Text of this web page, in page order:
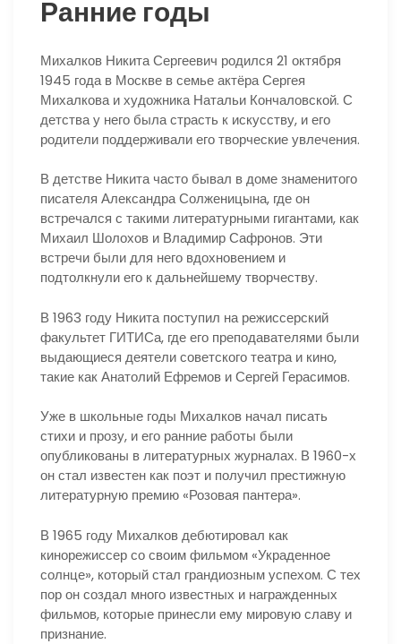
Ранние годы
Михалков Никита Сергеевич родился 21 октября
1945 года в Москве в семье актёра Сергея
Михалкова и художника Натальи Кончаловской. С
детства у него была страсть к искусству, и его
родители поддерживали его творческие увлечения.
В детстве Никита часто бывал в доме знаменитого
писателя Александра Солженицына, где он
встречался с такими литературными гигантами, как
Михаил Шолохов и Владимир Сафронов. Эти
встречи были для него вдохновением и
подтолкнули его к дальнейшему творчеству.
В 1963 году Никита поступил на режиссерский
факультет ГИТИСа, где его преподавателями были
выдающиеся деятели советского театра и кино,
такие как Анатолий Ефремов и Сергей Герасимов.
Уже в школьные годы Михалков начал писать
стихи и прозу, и его ранние работы были
опубликованы в литературных журналах. В 1960-х
он стал известен как поэт и получил престижную
литературную премию «Розовая пантера».
В 1965 году Михалков дебютировал как
кинорежиссер со своим фильмом «Украденное
солнце», который стал грандиозным успехом. С тех
пор он создал много известных и награжденных
фильмов, которые принесли ему мировую славу и
признание.